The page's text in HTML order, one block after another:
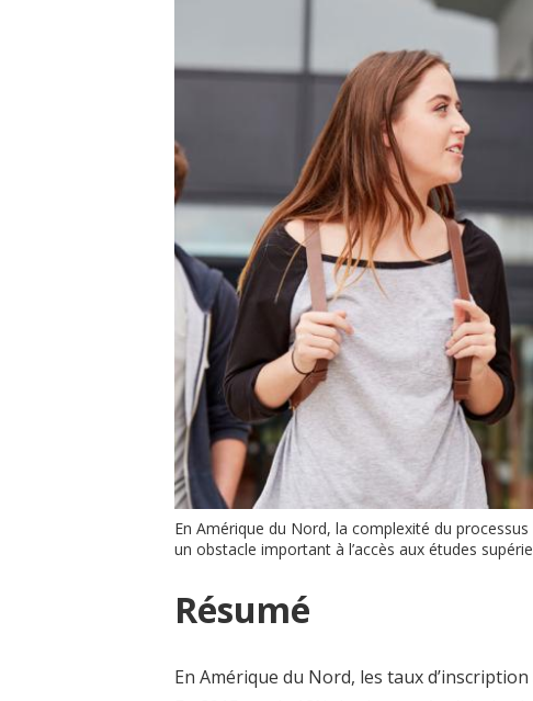
En Amérique du Nord, la complexité du
un obstacle important à l’accès aux études
Résumé
En Amérique du Nord, les taux